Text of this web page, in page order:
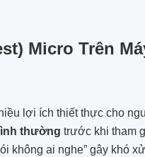
Micro Trên
lợi ích thiết thực cho
thường trước khi tham
không ai nghe” gây khó